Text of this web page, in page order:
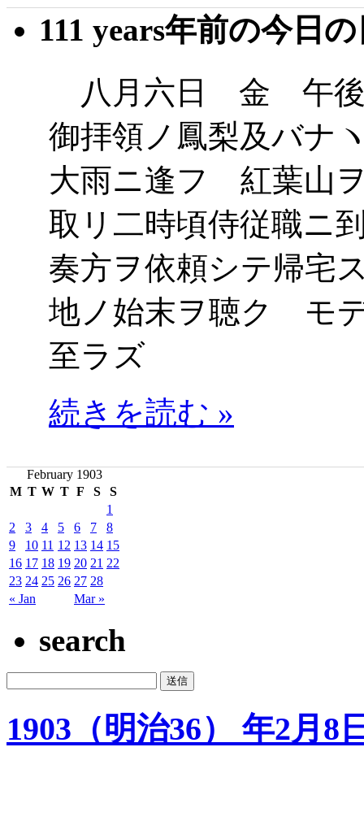
111 years年前の今日
八月六日 金 午後
御拝領ノ鳳梨及バナ
大雨ニ逢フ 紅葉山
取リ二時頃侍従職ニ
奏方ヲ依頼シテ帰
地ノ始末ヲ聴ク モ
至ラズ
続きを読む »
February 1903
M T W T F S S
« Jan Mar »
1
2
3 4 5 6 7
8
9
10 11 12 13 14 15
16 17 18 19 20 21 22
23 24 25 26 27 28
search
1903（明治36） 年2月8